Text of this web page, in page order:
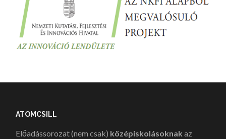
ATOMCSILL
Előadássorozat (nem csak) középiskolásoknak az